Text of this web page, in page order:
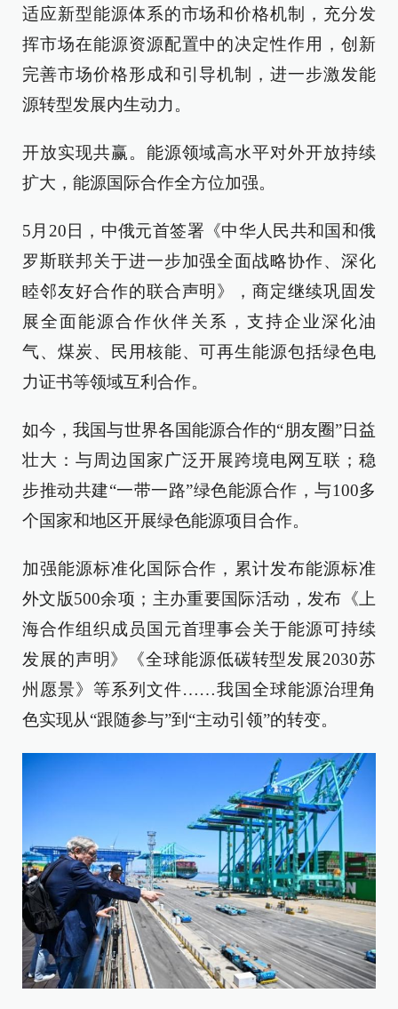
适应新型能源体系的市场和价格机制，充分发
挥市场在能源资源配置中的决定性作用，创新
完善市场价格形成和引导机制，进一步激发能
源转型发展内生动力。
开放实现共赢。能源领域高水平对外开放持续
扩大，能源国际合作全方位加强。
5月20日，中俄元首签署《中华人民共和国和俄
罗斯联邦关于进一步加强全面战略协作、深化
睦邻友好合作的联合声明》，商定继续巩固发
展全面能源合作伙伴关系，支持企业深化油
气、煤炭、民用核能、可再生能源包括绿色电
力证书等领域互利合作。
如今，我国与世界各国能源合作的“朋友圈”日益
壮大：与周边国家广泛开展跨境电网互联；稳
步推动共建“一带一路”绿色能源合作，与100多
个国家和地区开展绿色能源项目合作。
加强能源标准化国际合作，累计发布能源标准
外文版500余项；主办重要国际活动，发布《上
海合作组织成员国元首理事会关于能源可持续
发展的声明》《全球能源低碳转型发展2030苏
州愿景》等系列文件……我国全球能源治理角
色实现从“跟随参与”到“主动引领”的转变。